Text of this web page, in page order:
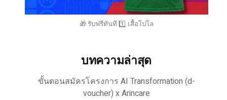
🎁 รับฟรีทันที 1️⃣ เสื้อโปโล
บทความล่าสุด
ขั้นตอนสมัครโครงการ AI Transformation (d-
voucher) x Arincare